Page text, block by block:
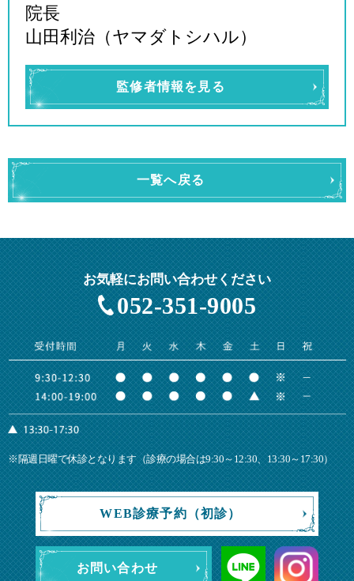
院長
山田利治（ヤマダトシハル）
監修者情報を見る
一覧へ戻る
お気軽にお問い合わせください
052-351-9005
※隔週日曜で休診となります（診療の場合は9:30～12:30、13:30～17:30）
WEB診療予約（初診）
お問い合わせ